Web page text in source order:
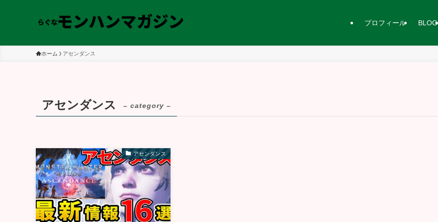
プロフィール BLOG
ホーム アセンダンス
アセンダンス – category –
アセンダンス